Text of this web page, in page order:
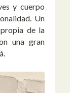
y cuerpo
Un
de la
una gran